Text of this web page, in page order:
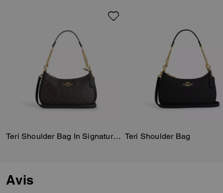
Teri Shoulder Bag In Signature Canvas Teri Shoulder Bag
Avis